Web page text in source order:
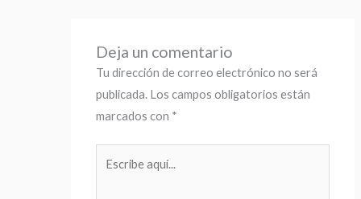
Deja un comentario
Tu dirección de correo electrónico no será
publicada. Los campos obligatorios están
marcados con *